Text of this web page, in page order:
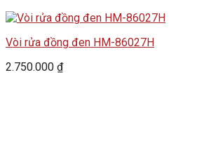
Vòi rửa đồng đen HM-86027H
2.750.000 ₫